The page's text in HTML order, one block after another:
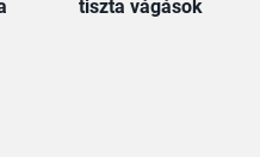
tiszta vágások